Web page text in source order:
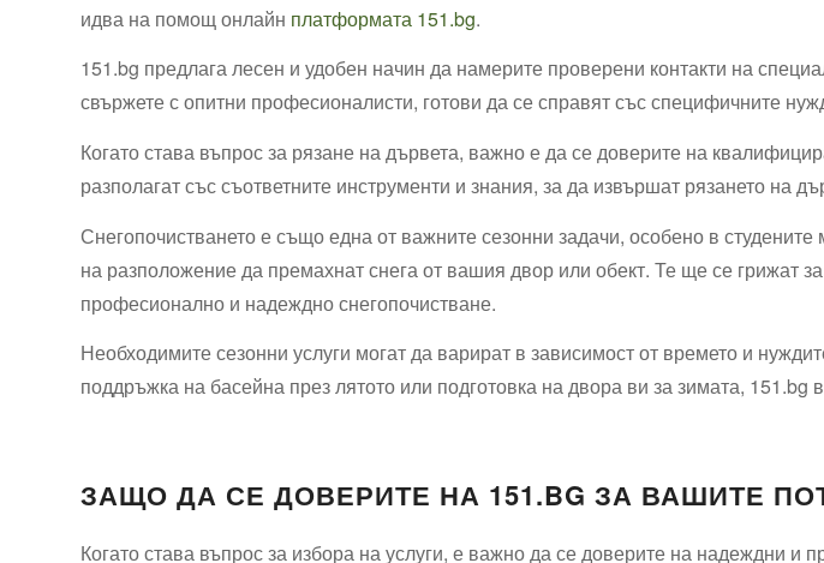
идва на помощ онлайн платформата 151.bg.
151.bg предлага лесен и удобен начин да намерите проверени контакти на
свържете с опитни професионалисти, готови да се справят със специфичните
Когато става въпрос за рязане на дървета, важно е да се доверите на
разполагат със съответните инструменти и знания, за да извършат рязането на
Снегопочистването е също една от важните сезонни задачи, особено в
на разположение да премахнат снега от вашия двор или обект. Те ще се грижат
професионално и надеждно снегопочистване.
Необходимите сезонни услуги могат да варират в зависимост от времето и
поддръжка на басейна през лятото или подготовка на двора ви за зимата,
ЗАЩО ДА СЕ ДОВЕРИТЕ НА 151.BG ЗА ВАШИТЕ
Когато става въпрос за избора на услуги, е важно да се доверите на надеждни